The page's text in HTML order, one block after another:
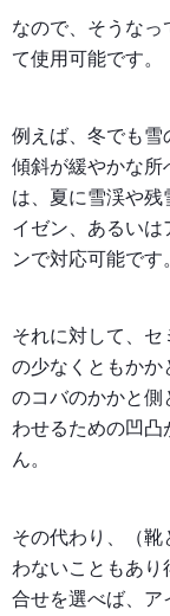
なので、そうな
て使用可能です。
例えば、冬でも雪
傾斜が緩やかな所
は、夏に雪渓や
イゼン、あるい
ンで対応可能です。
それに対して、
の少なくともかか
のコバのかかと側
わせるための凹凸
ん。
その代わり、（
わないこともあ
合せを選べば、ア